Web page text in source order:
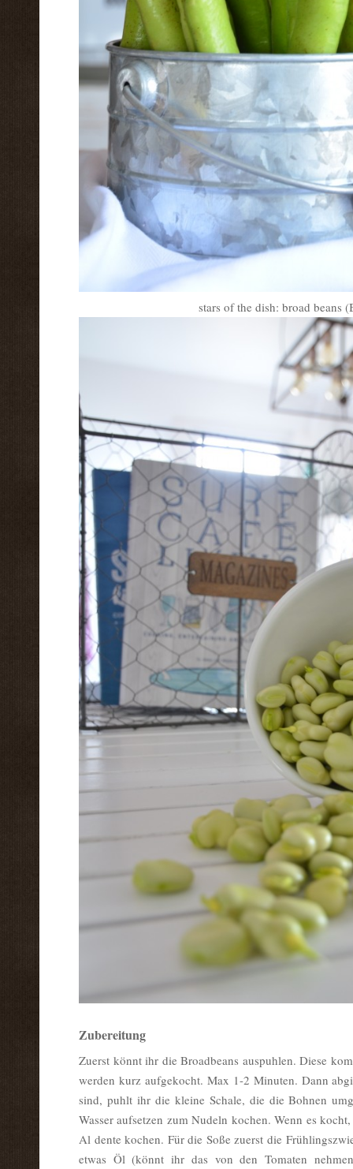
stars of the dish: broad beans
Zubereitung
Zuerst könnt ihr die Broadbeans auspuhlen. Diese
werden kurz aufgekocht. Max 1-2 Minuten. Dann
sind, puhlt ihr die kleine Schale, die die Bohnen
Wasser aufsetzen zum Nudeln kochen. Wenn es
Al dente kochen. Für die Soße zuerst die
etwas Öl (könnt ihr das von den Tomaten